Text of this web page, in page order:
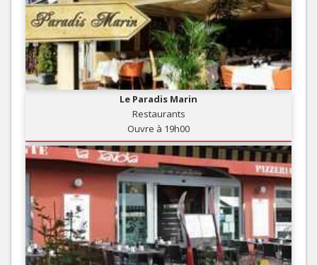
Le Paradis Marin
Restaurants
Ouvre à 19h00